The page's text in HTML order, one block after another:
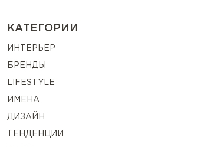
КАТЕГОРИИ
ИНТЕРЬЕР
БРЕНДЫ
LIFESTYLE
ИМЕНА
ДИЗАЙН
ТЕНДЕНЦИИ